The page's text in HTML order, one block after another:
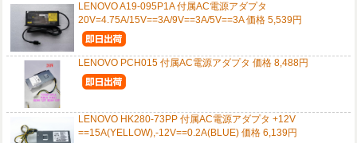
LENOVO A19-095P1A 付属AC電源アダプタ
20V=4.75A/15V==3A/9V==3A/5V==3A 価格 5,539円
LENOVO PCH015 付属AC電源アダプタ 価格 8,488円
LENOVO HK280-73PP 付属AC電源アダプタ +12V
==15A(YELLOW),-12V==0.2A(BLUE) 価格 6,139円